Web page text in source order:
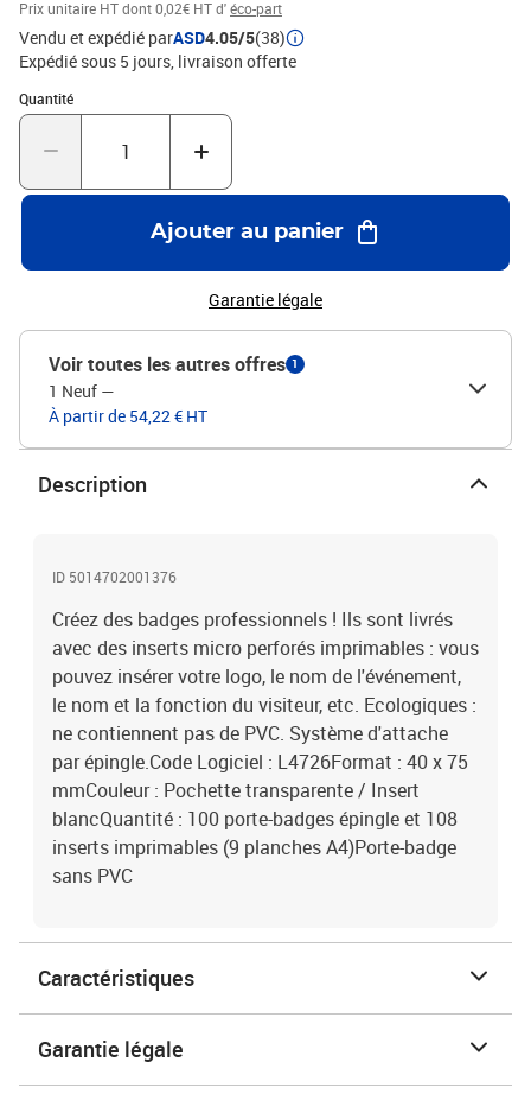
Prix unitaire HTdont 0,02€ HT d'éco-part
Vendu et expédié parASD4.05/5(38)
Expédié sous 5 jours livraison offerte
Quantité
Quantité : 1
Ajouter au panier
Garantie légale
Voir toutes les autres offres 1
1 Neuf —
À partir de 54,22 € HT
Description
ID 5014702001376
Créez des badges professionnels ! Ils sont livrés
avec des inserts micro perforés imprimables : vous
pouvez insérer votre logo, le nom de l'événement,
le nom et la fonction du visiteur, etc. Ecologiques :
ne contiennent pas de PVC. Système d'attache
par épingle.Code Logiciel : L4726Format : 40 x 75
mmCouleur : Pochette transparente / Insert
blancQuantité : 100 porte-badges épingle et 108
inserts imprimables (9 planches A4)Porte-badge
sans PVC
Caractéristiques
Garantie légale